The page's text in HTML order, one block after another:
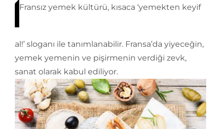
Fransız yemek kültürü, kısaca ‘yemekten keyif
al!’ sloganı ile tanımlanabilir. Fransa’da yiyeceğin,
yemek yemenin ve pişirmenin verdiği zevk,
sanat olarak kabul ediliyor.